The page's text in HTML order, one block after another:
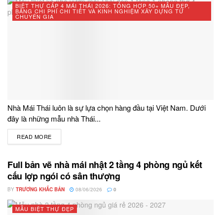
BIỆT THỰ CẤP 4 MÁI THÁI 2026: TỔNG HỢP 50+ MẪU ĐẸP,
BẢNG CHI PHÍ CHI TIẾT VÀ KINH NGHIỆM XÂY DỰNG TỪ
CHUYÊN GIA
Nhà Mái Thái luôn là sự lựa chọn hàng đầu tại Việt Nam. Dưới
đây là những mẫu nhà Thái...
READ MORE
Full bản vẽ nhà mái nhật 2 tầng 4 phòng ngủ kết
cấu lợp ngói có sân thượng
BY TRƯƠNG KHẮC BẢN 08/06/2026 0
MẪU BIỆT THỰ ĐẸP